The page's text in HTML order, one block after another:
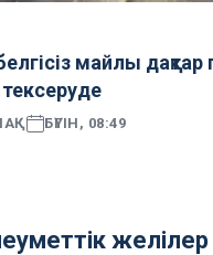
майлы
БҮГІН, 08:49
желілер